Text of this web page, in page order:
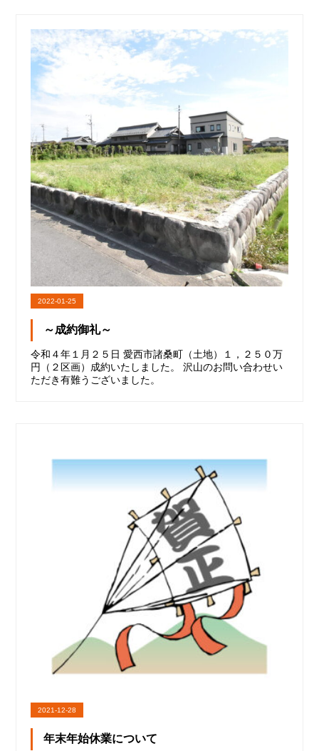
2022-01-25
～成約御礼～
令和４年１月２５日 愛西市諸桑町（土地）１，２５０万
円（２区画）成約いたしました。 沢山のお問い合わせい
ただき有難うございました。
2021-12-28
年末年始休業について